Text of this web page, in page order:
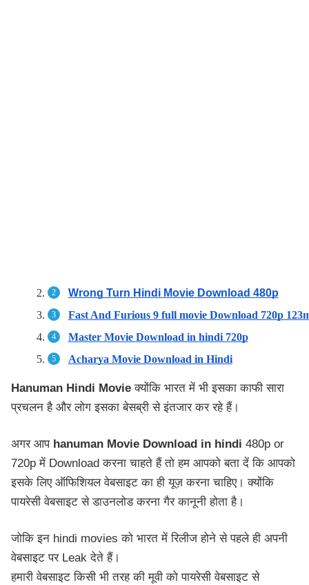
Wrong Turn Hindi Movie Download 480p
Fast And Furious 9 full movie Download 720p
Master Movie Download in hindi 720p
Acharya Movie Download in Hindi
Hanuman Hindi Movieक्योंकि भारत में भी इसका काफी सारा
प्रचलन है और लोग इसका बेसब्री से इंतजार कर रहे हैं।
अगर आप hanuman Movie Download in hindi 480p or
720p में Download करना चाहते हैं तो हम आपको बता दें कि आपको
इसके लिए ऑफिशियल वेबसाइट का ही यूज़ करना चाहिए। क्योंकि
पायरेसी वेबसाइट से डाउनलोड करना गैर कानूनी होता है।
जोकि इन hindi movies को भारत में रिलीज होने से पहले ही अपनी
वेबसाइट पर Leak देते हैं।
हमारी वेबसाइट किसी भी तरह की मूवी को पायरेसी वेबसाइट से